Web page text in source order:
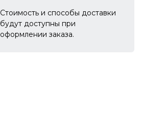
Стоимость и способы доставки
будут доступны при
оформлении заказа.